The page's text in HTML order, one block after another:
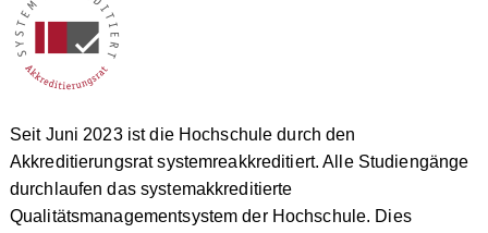
Seit Juni 2023 ist die Hochschule durch den
Akkreditierungsrat systemreakkreditiert. Alle Studiengänge
durchlaufen das systemakkreditierte
Qualitätsmanagementsystem der Hochschule. Dies